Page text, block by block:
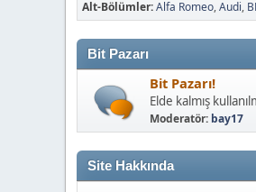
Alt-Bölümler Alfa Romeo Audi
Bit Pazarı
Bit Pazarı!
Elde kalmış
Moderatör: bay17
Site Hakkında